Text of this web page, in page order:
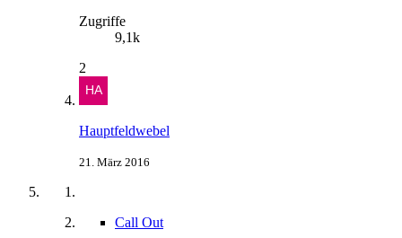
Zugriffe
9,1k
2
Hauptfeldwebel
21. März 2016
Call Out